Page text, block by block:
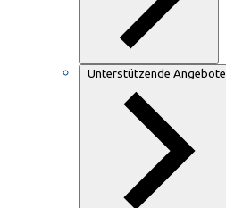
Unterstützende Angebote